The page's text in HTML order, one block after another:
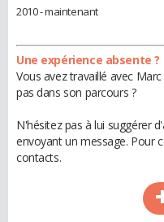
2010 - maintenant
Une expérience absente ?
Vous avez travaillé avec
pas dans son parcours ?
N'hésitez pas à lui suggérer
envoyant un message. Pour
contacts.